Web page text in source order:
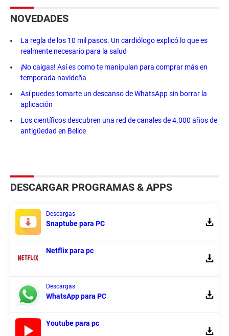
NOVEDADES
La regla de los 10 mil pasos. Un cardiólogo explicó lo que es
realmente necesario para la salud
¡No caigas! Así es como te manipulan para comprar más en
temporada navideña
Así puedes tomarte un descanso de WhatsApp sin borrar la
aplicación
Los científicos descubren una red de canales de 4.000 años de
antigüedad en Belice
DESCARGAR PROGRAMAS & APPS
Descargas
Snaptube para PC
Netflix para pc
Descargas
WhatsApp para PC
Youtube para pc